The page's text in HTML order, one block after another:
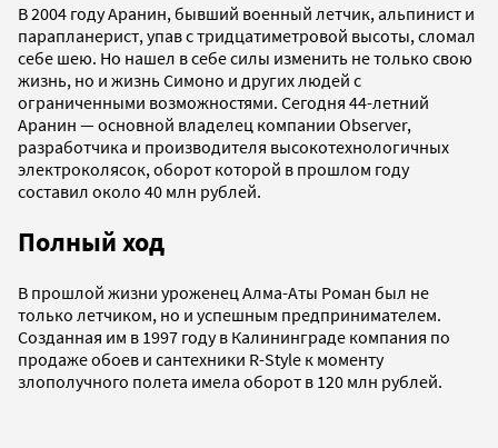
В 2004 году Аранин, бывший военный летчик, альпинист и
парапланерист, упав с тридцатиметровой высоты, сломал
себе шею. Но нашел в себе силы изменить не только свою
жизнь, но и жизнь Симоно и других людей с
ограниченными возможностями. Сегодня 44-летний
Аранин — основной владелец компании Observer,
разработчика и производителя высокотехнологичных
электроколясок, оборот которой в прошлом году
составил около 40 млн рублей.
Полный ход
В прошлой жизни уроженец Алма-Аты Роман был не
только летчиком, но и успешным предпринимателем.
Созданная им в 1997 году в Калининграде компания по
продаже обоев и сантехники R-Style к моменту
злополучного полета имела оборот в 120 млн рублей.